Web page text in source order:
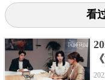
塞纳是真能打和抗
型美英剧，暴力美
不同于超英，这是
集结中的小反派，
看